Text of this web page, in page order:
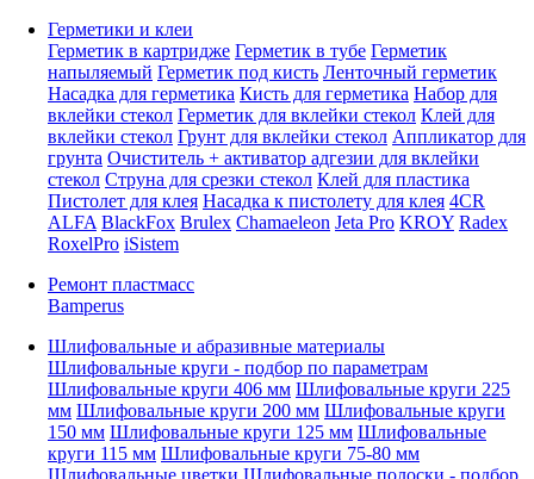
Герметики и клеи
Герметик в картридже Герметик в тубе Герметик
напыляемый Герметик под кисть Ленточный герметик
Насадка для герметика Кисть для герметика Набор для
вклейки стекол Герметик для вклейки стекол Клей для
вклейки стекол Грунт для вклейки стекол Аппликатор для
грунта Очиститель + активатор адгезии для вклейки
стекол Струна для срезки стекол Клей для пластика
Пистолет для клея Насадка к пистолету для клея 4CR
ALFA BlackFox Brulex Chamaeleon Jeta Pro KROY Radex
RoxelPro iSistem
Ремонт пластмасс
Bamperus
Шлифовальные и абразивные материалы
Шлифовальные круги - подбор по параметрам
Шлифовальные круги 406 мм Шлифовальные круги 225
мм Шлифовальные круги 200 мм Шлифовальные круги
150 мм Шлифовальные круги 125 мм Шлифовальные
круги 115 мм Шлифовальные круги 75-80 мм
Шлифовальные цветки Шлифовальные полоски - подбор